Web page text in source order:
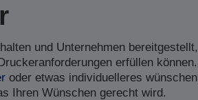
und Unternehmen bereitgestellt,
erfüllen können.
oder etwas individuelleres
Ihren Wünschen gerecht wird.